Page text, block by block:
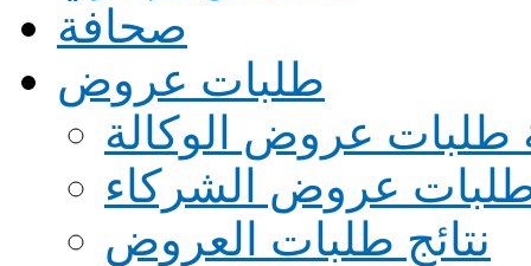
صحافة
طلبات عروض
طلبات عروض الوكالة
طلبات عروض الشركاء
نتائج طلبات العروض